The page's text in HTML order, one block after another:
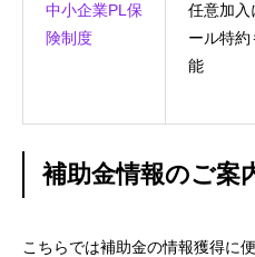
中小企業PL保
険制度
任意加入
ール特
能
補助金情報のご案
こちらでは補助金の情報獲得に